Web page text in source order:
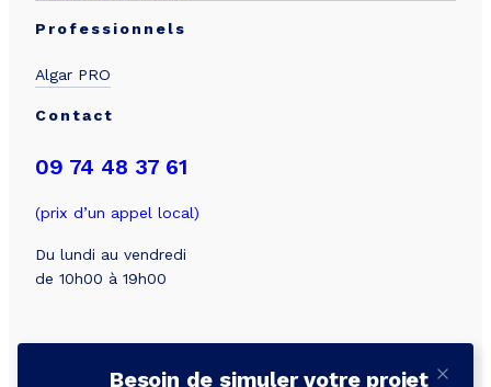
Professionnels
Algar PRO
Contact
09 74 48 37 61
(prix d’un appel local)
Du lundi au vendredi
de 10h00 à 19h00
Besoin de simuler votre projet